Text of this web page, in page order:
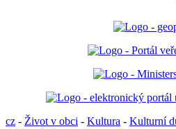
cz - Život v obci - Kultura - Kulturní